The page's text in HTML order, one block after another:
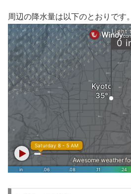
周辺の降水量は以下のとおりです。